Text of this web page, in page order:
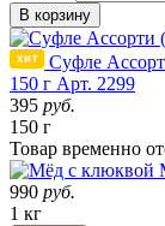
В корзину
Суфле
150 г Арт. 2299
395 руб.
150 г
Товар временно
990 руб.
1 кг